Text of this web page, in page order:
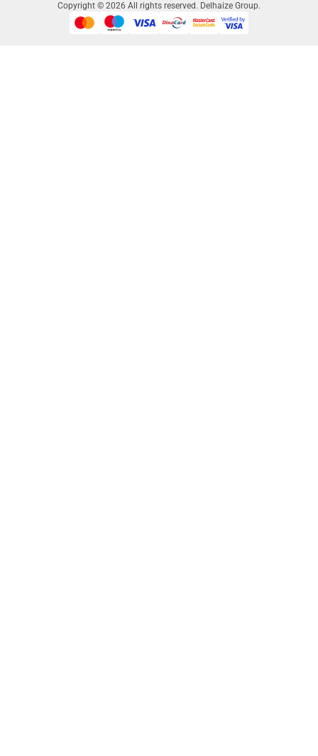
Copyright © 2026 All rights reserved. Delhaize Group.